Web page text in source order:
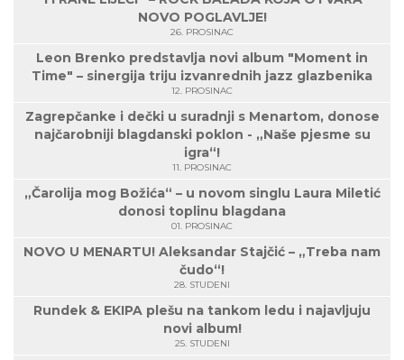
NOVO POGLAVLJE!
26. PROSINAC
Leon Brenko predstavlja novi album "Moment in
Time" – sinergija triju izvanrednih jazz glazbenika
12. PROSINAC
Zagrepčanke i dečki u suradnji s Menartom, donose
najčarobniji blagdanski poklon - „Naše pjesme su
igra“!
11. PROSINAC
„Čarolija mog Božića“ – u novom singlu Laura Miletić
donosi toplinu blagdana
01. PROSINAC
NOVO U MENARTU! Aleksandar Stajčić – „Treba nam
čudo“!
28. STUDENI
Rundek & EKIPA plešu na tankom ledu i najavljuju
novi album!
25. STUDENI